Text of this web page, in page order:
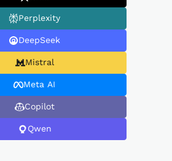
Perplexity
DeepSeek
Mistral
Meta AI
Copilot
Qwen